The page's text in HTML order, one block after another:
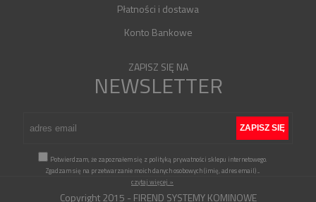
Płatności i dostawa
Konto Bankowe
ZAPISZ SIĘ NA
NEWSLETTER
Potwierdzam, że zapoznałem się z polityką prywatności sklepu internetowego.
Zgadzam się na przetwarzanie moich danych osobowych (imię, adres email)...
czytaj więcej »
Copyright 2015 - FIREND SYSTEMY KOMINOWE